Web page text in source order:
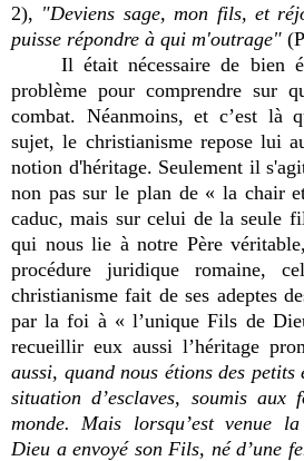
2), "Deviens sage, mon fils, et
puisse répondre à qui m'outrage"
Il était nécessaire de bien
problème pour comprendre sur
combat. Néanmoins, et c’est là
sujet, le christianisme repose lui
notion d'héritage. Seulement il
non pas sur le plan de « la chair
caduc, mais sur celui de la seule
qui nous lie à notre Père
procédure juridique romaine,
christianisme fait de ses adeptes
par la foi à « l’unique Fils de
recueillir eux aussi l’héritage
aussi, quand nous étions des petits
situation d’esclaves, soumis aux
monde. Mais lorsqu’est venue
Dieu a envoyé son Fils, né d’une